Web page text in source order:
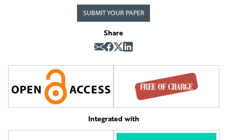
SUBMIT YOUR PAPER
Share
Integrated with